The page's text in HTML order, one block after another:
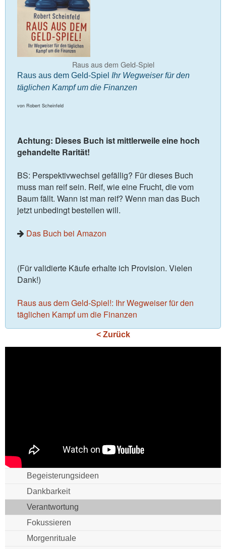
Raus aus dem Geld-Spiel
Raus aus dem Geld-Spiel Ihr Wegweiser für den
täglichen Kampf um die Finanzen
von Robert Scheinfeld
Achtung: Dieses Buch ist mittlerweile eine hoch
gehandelte Rarität!
BS: Perspektivwechsel gefällig? Für dieses Buch
muss man reif sein. Reif, wie eine Frucht, die vom
Baum fällt. Wann ist man reif? Wenn man das Buch
jetzt unbedingt bestellen will.
Das Buch bei Amazon
(Für validierte Käufe erhalte ich Provision. Vielen
Dank!)
Raus aus dem Geld-Spiel!: Ihr Wegweiser für den
täglichen Kampf um die Finanzen
< Zurück
Begeisterungsideen
Dankbarkeit
Verantwortung
Fokussieren
Morgenrituale